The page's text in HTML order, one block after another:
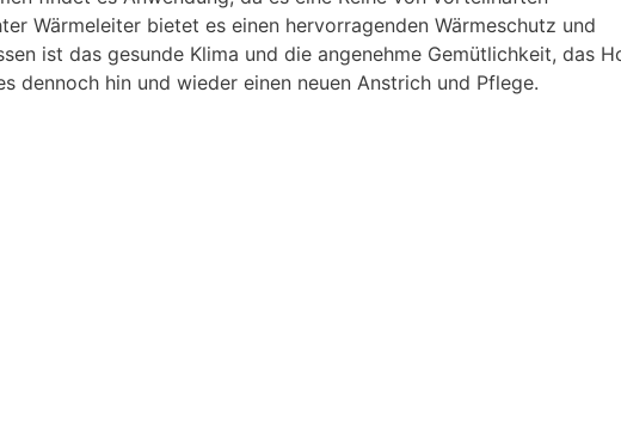
Wärmeleiter bietet es einen hervorragenden Wärmeschutz und
ist das gesunde Klima und die angenehme Gemütlichkeit, das
hin und wieder einen neuen Anstrich und Pflege.